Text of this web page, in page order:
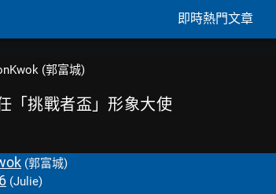
即時熱門文章
(郭富城)
「挑戰者盃」形象大使
(郭富城)
(Julie)